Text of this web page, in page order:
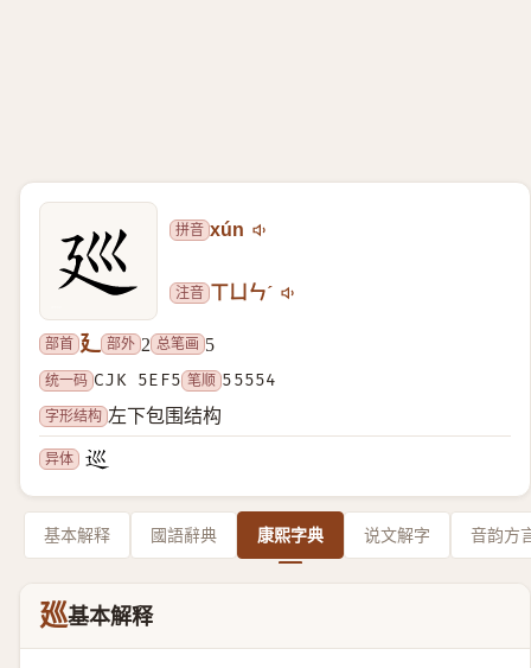
拼音 xún
注音 ㄒㄩㄣˊ
部首 廴 部外 2 总笔画 5
统一码 CJK 5EF5 笔顺 55554
字形结构 左下包围结构
异体
基本解释 國語辭典 康熙字典 说文解字 音韵方
廵基本解释